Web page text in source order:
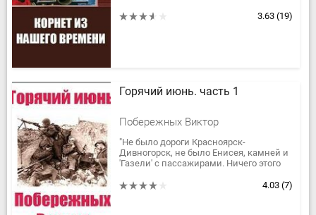
травму во время событий 9 января...
3.63 (19)
Горячий июнь. часть 1
Побережных Виктор
"Не было дороги Красноярск-
Дивногорск, не было Енисея, камней и
'Газели' с пассажирами. Ничего этого
дубами. Была небольшая...
4.03 (7)